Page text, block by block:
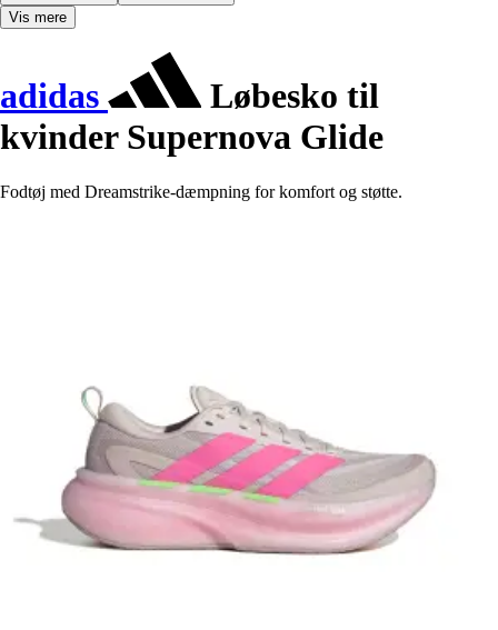
Vis mere
adidas
Løbesko til
kvinder Supernova Glide
Fodtøj med Dreamstrike-dæmpning for komfort og støtte.